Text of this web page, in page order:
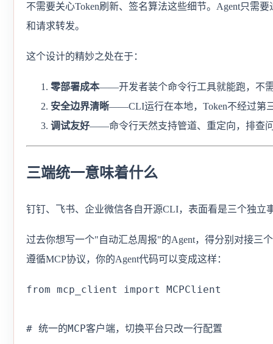
不需要关心Token刷新、签名算法这些细节。Agent只需
和请求转发。
这个设计的精妙之处在于：
零部署成本——开发者装个命令行工具就能跑，不
安全边界清晰——CLI运行在本地，Token不经过第
调试友好——命令行天然支持管道、重定向，排查
三端统一意味着什么
钉钉、飞书、企业微信各自开源CLI，表面看是三个独立
过去你想写一个"自动汇总周报"的Agent，得分别对接三
遵循MCP协议，你的Agent代码可以变成这样：
from mcp_client import MCPClient
# 统一的MCP客户端，切换平台只改一行配置